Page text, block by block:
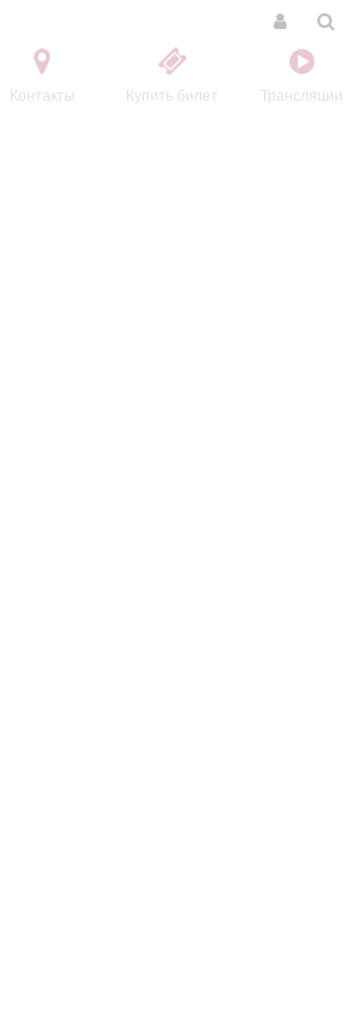
Контакты Купить билет Трансляции